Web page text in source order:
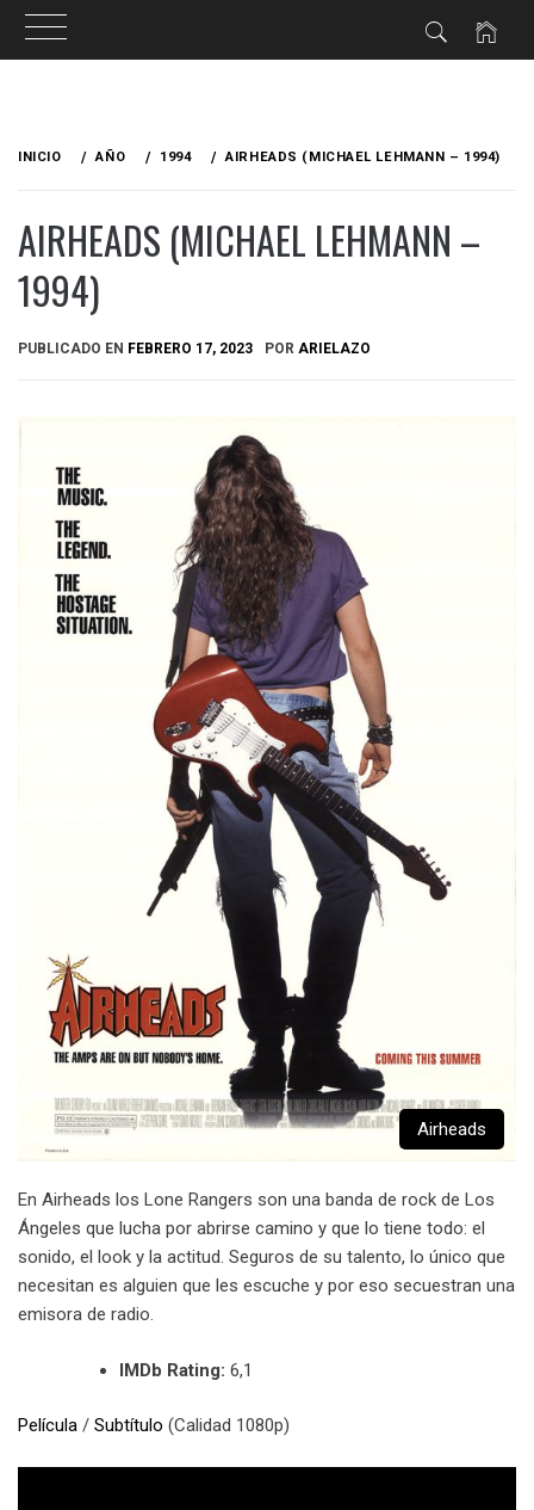
INICIO AÑO 1994 AIRHEADS (MICHAEL LEHMANN – 1994)
AIRHEADS (MICHAEL LEHMANN –
1994)
PUBLICADO EN FEBRERO 17, 2023 POR ARIELAZO
Airheads
En Airheads los Lone Rangers son una banda de rock de Los
Ángeles que lucha por abrirse camino y que lo tiene todo: el
sonido, el look y la actitud. Seguros de su talento, lo único que
necesitan es alguien que les escuche y por eso secuestran una
emisora de radio.
IMDb Rating: 6,1
Película / Subtítulo (Calidad 1080p)